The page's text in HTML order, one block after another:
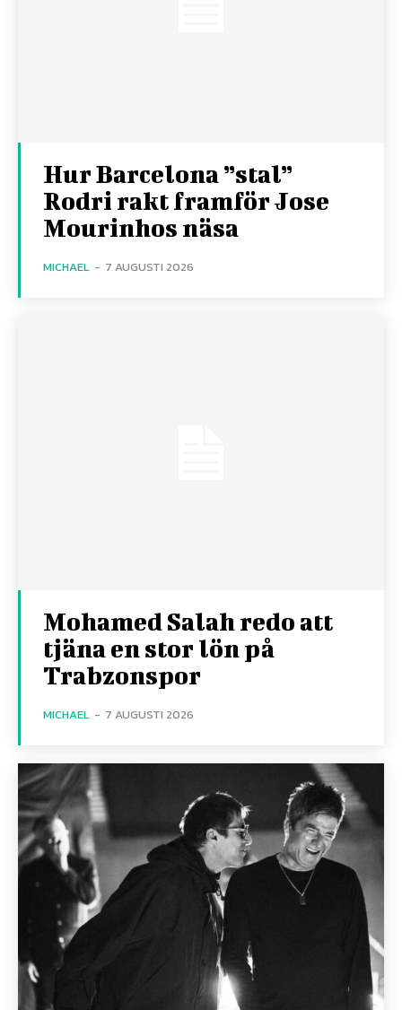
Hur Barcelona ”stal”
Rodri rakt framför Jose
Mourinhos näsa
MICHAEL - 7 AUGUSTI 2026
Mohamed Salah redo att
tjäna en stor lön på
Trabzonspor
MICHAEL - 7 AUGUSTI 2026